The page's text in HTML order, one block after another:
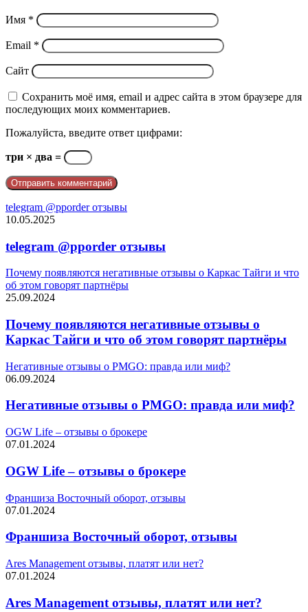
Имя *
Email *
Сайт
Сохранить моё имя, email и адрес сайта в этом браузере для
последующих моих комментариев.
Пожалуйста, введите ответ цифрами:
три × два =
telegram @pporder отзывы
10.05.2025
telegram @pporder отзывы
Почему появляются негативные отзывы о Каркас Тайги и что
об этом говорят партнёры
25.09.2024
Почему появляются негативные отзывы о
Каркас Тайги и что об этом говорят партнёры
Негативные отзывы о PMGO: правда или миф?
06.09.2024
Негативные отзывы о PMGO: правда или миф?
OGW Life – отзывы о брокере
07.01.2024
OGW Life – отзывы о брокере
Франшиза Восточный оборот, отзывы
07.01.2024
Франшиза Восточный оборот, отзывы
Ares Management отзывы, платят или нет?
07.01.2024
Ares Management отзывы, платят или нет?